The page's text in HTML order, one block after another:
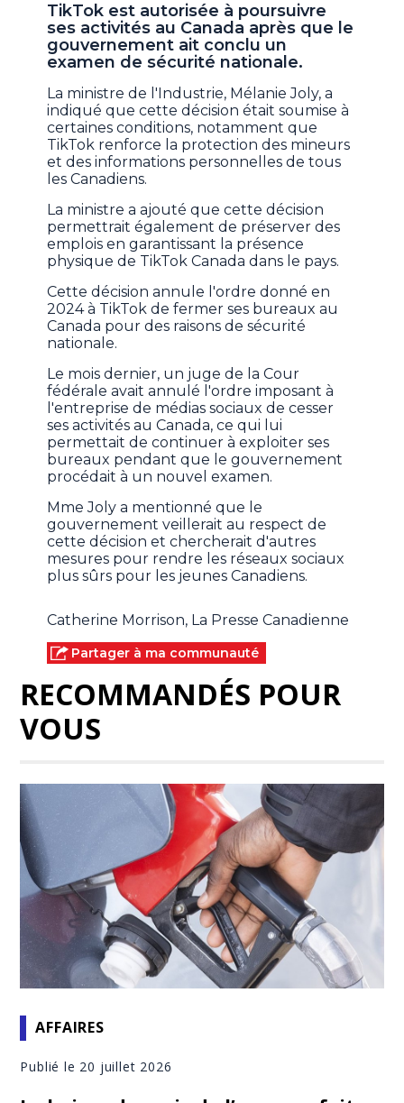
TikTok est autorisée à poursuivre
ses activités au Canada après que le
gouvernement ait conclu un
examen de sécurité nationale.
La ministre de l'Industrie, Mélanie Joly, a
indiqué que cette décision était soumise à
certaines conditions, notamment que
TikTok renforce la protection des mineurs
et des informations personnelles de tous
les Canadiens.
La ministre a ajouté que cette décision
permettrait également de préserver des
emplois en garantissant la présence
physique de TikTok Canada dans le pays.
Cette décision annule l'ordre donné en
2024 à TikTok de fermer ses bureaux au
Canada pour des raisons de sécurité
nationale.
Le mois dernier, un juge de la Cour
fédérale avait annulé l'ordre imposant à
l'entreprise de médias sociaux de cesser
ses activités au Canada, ce qui lui
permettait de continuer à exploiter ses
bureaux pendant que le gouvernement
procédait à un nouvel examen.
Mme Joly a mentionné que le
gouvernement veillerait au respect de
cette décision et chercherait d'autres
mesures pour rendre les réseaux sociaux
plus sûrs pour les jeunes Canadiens.
Catherine Morrison, La Presse Canadienne
Partager à ma communauté
RECOMMANDÉS POUR
VOUS
AFFAIRES
Publié le 20 juillet 2026